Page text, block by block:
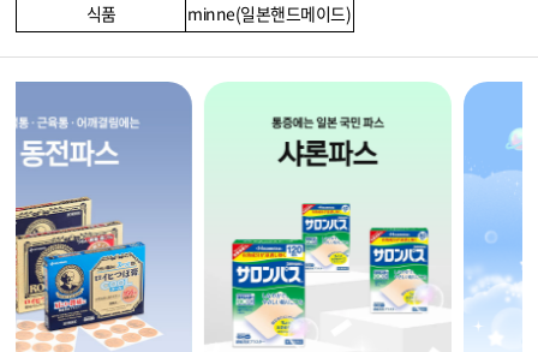
식품
minne(일본핸드메이드)